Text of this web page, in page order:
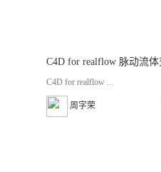
C4D for realflow ...
周字荣